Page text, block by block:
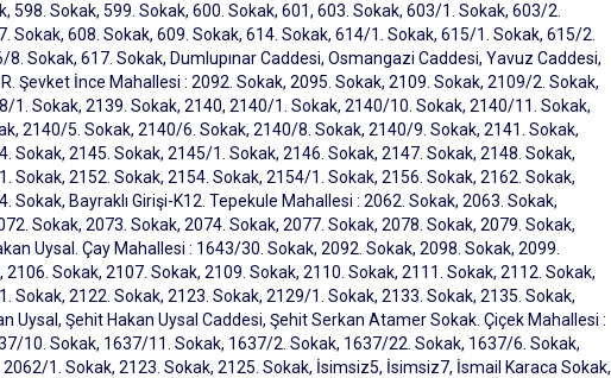
598. Sokak, 599. Sokak, 600. Sokak, 601, 603. Sokak, 603/1. Sokak, 603/2.
Sokak, 608. Sokak, 609. Sokak, 614. Sokak, 614/1. Sokak, 615/1. Sokak, 615/2.
Sokak, 617. Sokak, Dumlupınar Caddesi, Osmangazi Caddesi, Yavuz Caddesi,
Şevket İnce Mahallesi : 2092. Sokak, 2095. Sokak, 2109. Sokak, 2109/2. Sokak,
1. Sokak, 2139. Sokak, 2140, 2140/1. Sokak, 2140/10. Sokak, 2140/11. Sokak,
2140/5. Sokak, 2140/6. Sokak, 2140/8. Sokak, 2140/9. Sokak, 2141. Sokak,
Sokak, 2145. Sokak, 2145/1. Sokak, 2146. Sokak, 2147. Sokak, 2148. Sokak,
Sokak, 2152. Sokak, 2154. Sokak, 2154/1. Sokak, 2156. Sokak, 2162. Sokak,
Bayraklı Girişi-K12. Tepekule Mahallesi : 2062. Sokak, 2063. Sokak,
Sokak, 2073. Sokak, 2074. Sokak, 2077. Sokak, 2078. Sokak, 2079. Sokak,
Uysal. Çay Mahallesi : 1643/30. Sokak, 2092. Sokak, 2098. Sokak, 2099.
Sokak, 2107. Sokak, 2109. Sokak, 2110. Sokak, 2111. Sokak, 2112. Sokak,
Sokak, 2122. Sokak, 2123. Sokak, 2129/1. Sokak, 2133. Sokak, 2135. Sokak,
Uysal, Şehit Hakan Uysal Caddesi, Şehit Serkan Atamer Sokak. Çiçek Mahallesi :
10. Sokak, 1637/11. Sokak, 1637/2. Sokak, 1637/22. Sokak, 1637/6. Sokak,
1. Sokak, 2123. Sokak, 2125. Sokak, İsimsiz5, İsimsiz7, İsmail Karaca Sokak,